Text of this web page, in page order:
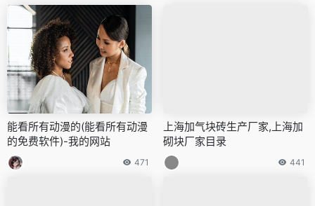
能看所有动漫的(能看所有动漫
的免费软件)-我的网站
471
上海加气块砖生产厂家,上海加
砌块厂家目录
441